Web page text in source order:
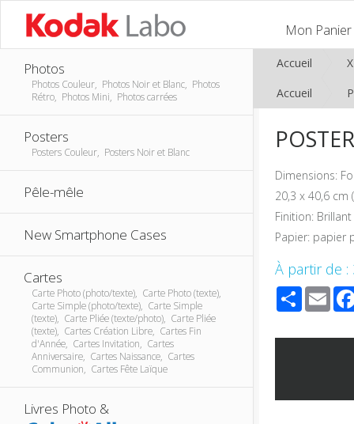
Mon Panier
Photos
Photos Couleur, Photos Noir et Blanc, Photos
Rétro, Photos Mini, Photos carrées
Posters
Posters Couleur, Posters Noir et Blanc
Pêle-mêle
New Smartphone Cases
Cartes
Carte Photo (photo/texte), Carte Photo (texte),
Carte Simple (photo/texte), Carte Simple
(texte), Carte Pliée (texte/photo), Carte Pliée
(texte), Cartes Création Libre, Cartes Fin
d'Année, Cartes Invitation, Cartes
Anniversaire, Cartes Naissance, Cartes
Communion, Cartes Fête Laïque
Livres Photo &
Accueil
Accueil
Dimensions:
20,3 x 40,6 cm
Finition:
Papier: papier
À partir de :
Share